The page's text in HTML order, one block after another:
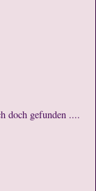
doch gefunden ....